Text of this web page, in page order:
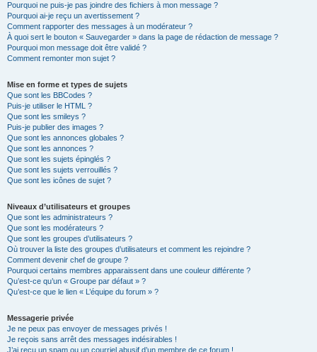
Pourquoi ne puis-je pas joindre des fichiers à mon message ?
Pourquoi ai-je reçu un avertissement ?
Comment rapporter des messages à un modérateur ?
À quoi sert le bouton « Sauvegarder » dans la page de rédaction de message ?
Pourquoi mon message doit être validé ?
Comment remonter mon sujet ?
Mise en forme et types de sujets
Que sont les BBCodes ?
Puis-je utiliser le HTML ?
Que sont les smileys ?
Puis-je publier des images ?
Que sont les annonces globales ?
Que sont les annonces ?
Que sont les sujets épinglés ?
Que sont les sujets verrouillés ?
Que sont les icônes de sujet ?
Niveaux d’utilisateurs et groupes
Que sont les administrateurs ?
Que sont les modérateurs ?
Que sont les groupes d’utilisateurs ?
Où trouver la liste des groupes d’utilisateurs et comment les rejoindre ?
Comment devenir chef de groupe ?
Pourquoi certains membres apparaissent dans une couleur différente ?
Qu’est-ce qu’un « Groupe par défaut » ?
Qu’est-ce que le lien « L’équipe du forum » ?
Messagerie privée
Je ne peux pas envoyer de messages privés !
Je reçois sans arrêt des messages indésirables !
J’ai reçu un spam ou un courriel abusif d’un membre de ce forum !